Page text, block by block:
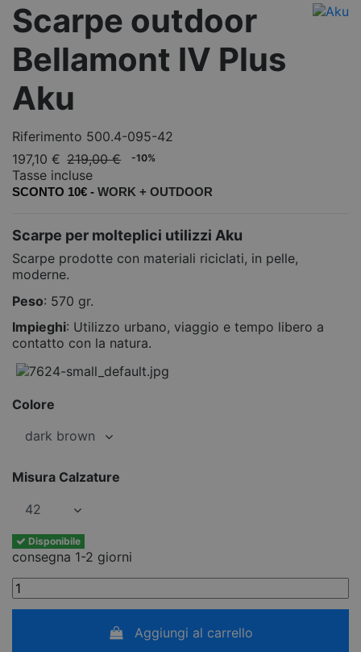
Scarpe outdoor
Bellamont IV Plus
Aku
Riferimento 500.4-095-42
197,10 € 219,00 € -10%
Tasse incluse
SCONTO 10€ - WORK + OUTDOOR
Scarpe per molteplici utilizzi Aku
Scarpe prodotte con materiali riciclati, in pelle,
moderne.
Peso: 570 gr.
Impieghi: Utilizzo urbano, viaggio e tempo libero a
contatto con la natura.
Colore
Misura Calzature
Disponibile
consegna 1-2 giorni
Aggiungi al carrello